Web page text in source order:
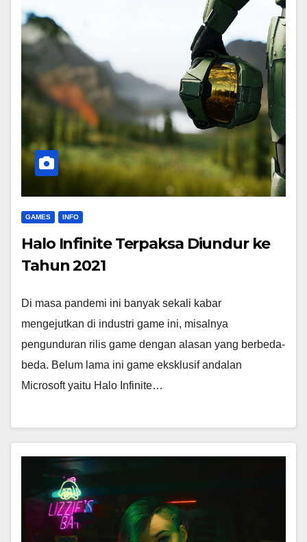
GAMES INFO
Halo Infinite Terpaksa Diundur ke
Tahun 2021
Di masa pandemi ini banyak sekali kabar
mengejutkan di industri game ini, misalnya
pengunduran rilis game dengan alasan yang berbeda-
beda. Belum lama ini game eksklusif andalan
Microsoft yaitu Halo Infinite…